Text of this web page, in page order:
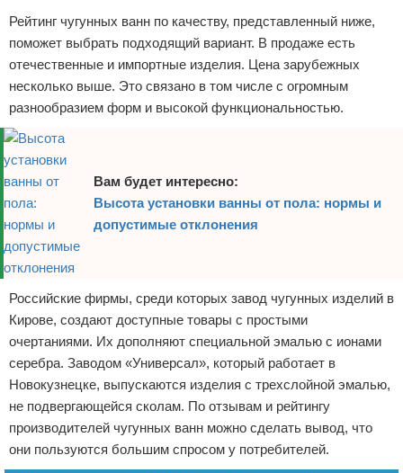
Рейтинг чугунных ванн по качеству, представленный ниже,
поможет выбрать подходящий вариант. В продаже есть
отечественные и импортные изделия. Цена зарубежных
несколько выше. Это связано в том числе с огромным
разнообразием форм и высокой функциональностью.
Вам будет интересно:
Высота установки ванны от пола: нормы и
допустимые отклонения
Российские фирмы, среди которых завод чугунных изделий в
Кирове, создают доступные товары с простыми
очертаниями. Их дополняют специальной эмалью с ионами
серебра. Заводом «Универсал», который работает в
Новокузнецке, выпускаются изделия с трехслойной эмалью,
не подвергающейся сколам. По отзывам и рейтингу
производителей чугунных ванн можно сделать вывод, что
они пользуются большим спросом у потребителей.